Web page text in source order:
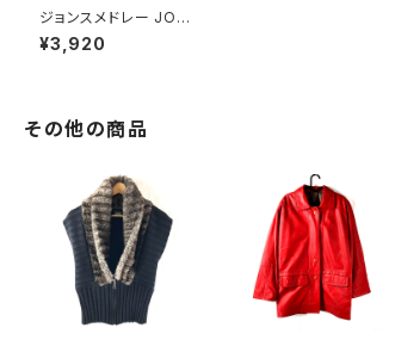
ジョンスメドレー JOH
N SMEDLEY ニットトッ
プス ボーダー 青 赤 黄
¥3,920
その他の商品